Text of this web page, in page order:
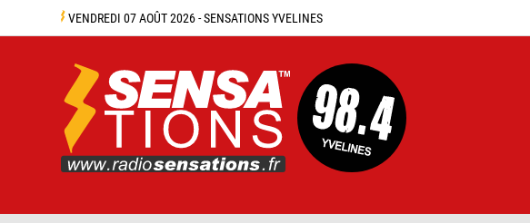
VENDREDI 07 AOÛT 2026 - SENSATIONS YVELINES